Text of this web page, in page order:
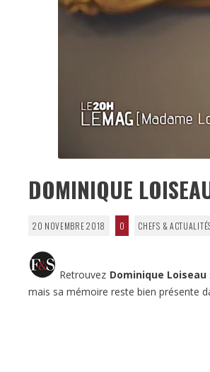
DOMINIQUE
20 NOVEMBRE 2018 0 CHEFS &
Retrouvez Dominique Loiseau
mais sa mémoire reste bien présente